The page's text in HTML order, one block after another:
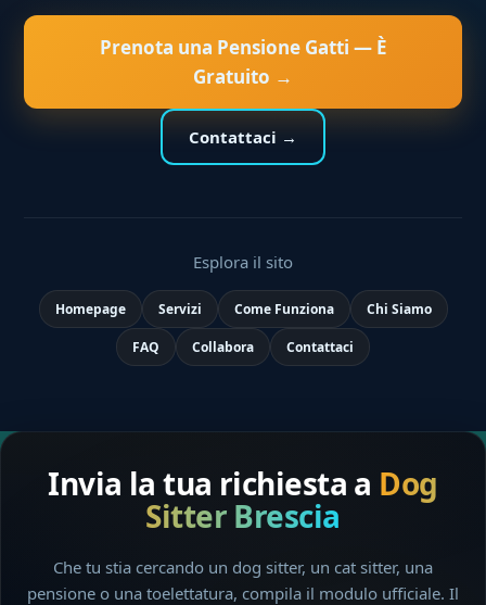
Prenota una Pensione Gatti — È
Gratuito →
Contattaci →
Esplora il sito
Homepage Servizi Come Funziona Chi Siamo
FAQ Collabora Contattaci
Invia la tua richiesta a Dog
Sitter Brescia
Che tu stia cercando un dog sitter, un cat sitter, una
pensione o una toelettatura, compila il modulo ufficiale. Il